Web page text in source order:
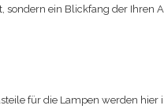
sondern ein Blickfang der Ihren
für die Lampen werden hier